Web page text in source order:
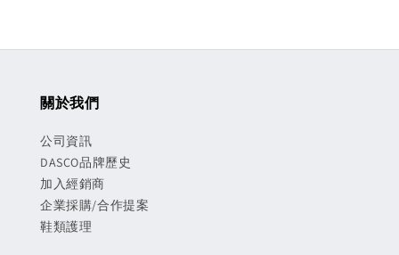
關於我們
公司資訊
DASCO品牌歷史
加入經銷商
企業採購/合作提案
鞋類護理